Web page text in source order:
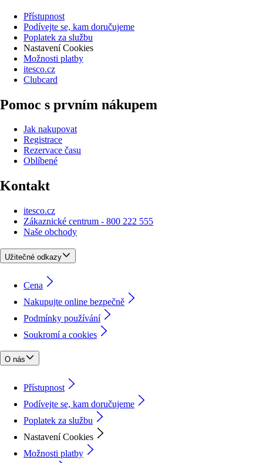
Přístupnost
Podívejte se, kam doručujeme
Poplatek za službu
Nastavení Cookies
Možnosti platby
itesco.cz
Clubcard
Pomoc s prvním nákupem
Jak nakupovat
Registrace
Rezervace času
Oblíbené
Kontakt
itesco.cz
Zákaznické centrum - 800 222 555
Naše obchody
Užitečné odkazy
Cena
Nakupujte online bezpečně
Podmínky používání
Soukromí a cookies
O nás
Přístupnost
Podívejte se, kam doručujeme
Poplatek za službu
Nastavení Cookies
Možnosti platby